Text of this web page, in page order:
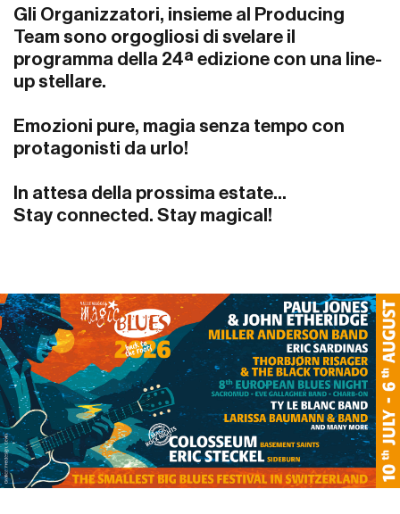
Gli Organizzatori, insieme al Producing
Team sono orgogliosi di svelare il
programma della 24ª edizione con una line-
up stellare.
Emozioni pure, magia senza tempo con
protagonisti da urlo!
In attesa della prossima estate...
Stay connected. Stay magical!